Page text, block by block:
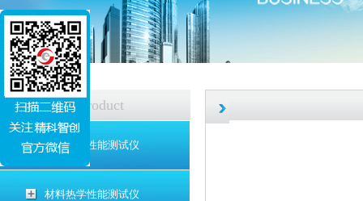
产品中心 Product
材料电学性能测试仪
材料热学性能测试仪